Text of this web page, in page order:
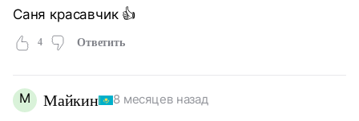
Саня красавчик 👍
4 Ответить
М Майкин 8 месяцев назад